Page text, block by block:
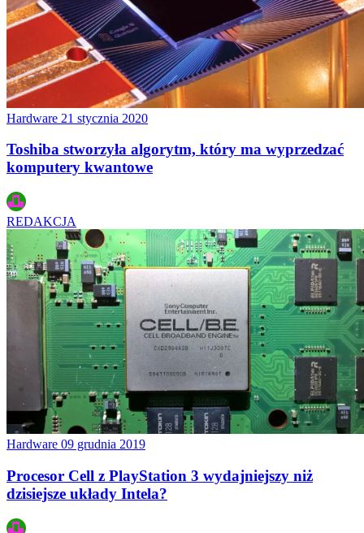
Hardware 21 stycznia 2020
Toshiba stworzyła algorytm, który ma wyprzedzać
komputery kwantowe
REDAKCJA
Hardware 09 grudnia 2019
Procesor Cell z PlayStation 3 wydajniejszy niż
dzisiejsze układy Intela?